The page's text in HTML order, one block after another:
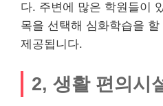
다. 주변에 많은 학원들이
목을 선택해 심화학습을
제공됩니다.
2, 생활 편의시